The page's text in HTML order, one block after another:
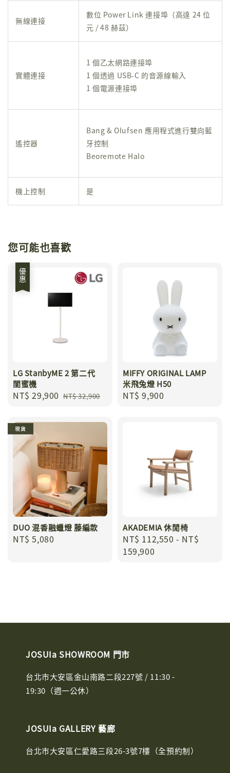
無線連接
數位 Power Link 連接埠（高達 24 位
元 / 48 赫茲）
實體連接
1 個乙太網路連接埠
1 個透過 USB-C 的音源線輸入
1 個電源連接埠
遙控器
Bang & Olufsen 應用程式進行雙向藍
牙控制
Beoremote Halo
機上控制 是
您可能也喜歡
優惠
LG StanbyME 2 第二代
閨蜜機
Sale
NT$ 29,900 Regular
NT$ 32,900
MIFFY ORIGINAL LAMP
米飛兔燈 H50
Regular
NT$ 9,900
現貨
DUO 混香融蠟燈 藤編款
Regular
NT$ 5,080
AKADEMIA 休閒椅
Regular
price
NT$ 112,550 - NT$
159,900
JOSUIa SHOWROOM 門市
台北市大安區金山南路二段227號 / 11:30 -
19:30（週一公休）
JOSUIa GALLERY 藝廊
台北市大安區仁愛路三段26-3號7樓（全預約制）